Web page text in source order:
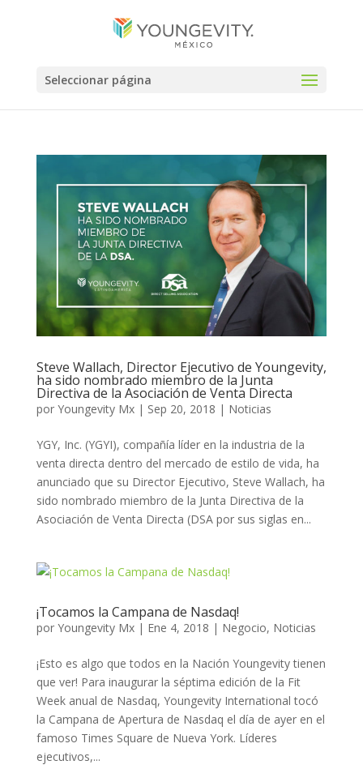
Seleccionar página
Steve Wallach, Director Ejecutivo de Youngevity,
ha sido nombrado miembro de la Junta
Directiva de la Asociación de Venta Directa
por Youngevity Mx| Sep 20, 2018 | Noticias
YGY, Inc. (YGYI), compañía líder en la industria de la
venta directa dentro del mercado de estilo de vida, ha
anunciado que su Director Ejecutivo, Steve Wallach, ha
sido nombrado miembro de la Junta Directiva de la
Asociación de Venta Directa (DSA por sus siglas en...
¡Tocamos la Campana de Nasdaq!
por Youngevity Mx| Ene 4, 2018 | Negocio, Noticias
¡Esto es algo que todos en la Nación Youngevity tienen
que ver! Para inaugurar la séptima edición de la Fit
Week anual de Nasdaq, Youngevity International tocó
la Campana de Apertura de Nasdaq el día de ayer en el
famoso Times Square de Nueva York. Líderes
ejecutivos,...